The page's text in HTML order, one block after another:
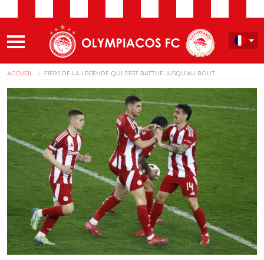
ACCUEIL FIERS DE LA LÉGENDE QUI S’EST BATTUE JUSQU’AU BOUT